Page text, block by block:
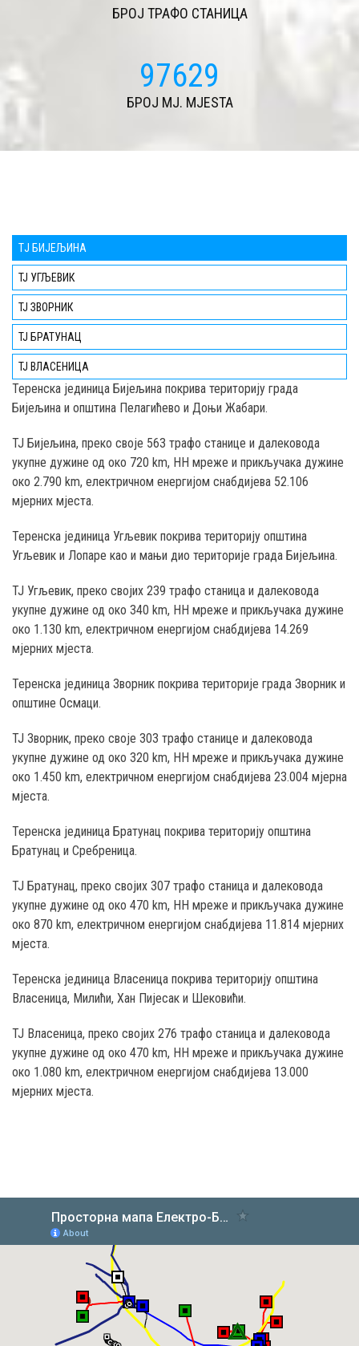
БРОЈ ТРАФО СТАНИЦА
107324
БРОЈ MJ. MJESTA
TЈ БИЈЕЉИНА
ТЈ УГЉЕВИК
ТЈ ЗВОРНИК
ТЈ БРАТУНАЦ
ТЈ ВЛАСЕНИЦА
Teренска јединица Бијељина покрива територију града
Бијељина и општина Пелагићево и Доњи Жабари.
ТЈ Бијељина, преко својe 563 трафо станице и далековода
укупне дужине од око 720 km, НН мреже и прикључака дужине
око 2.790 km, електричном енергијом снабдијева 52.106
мјерних мјеста.
Теренска јединица Угљевик покрива територију општина
Угљевик и Лопаре као и мањи дио територије градa Бијељина.
ТЈ Угљевик, преко својих 239 трафо станица и далековода
укупне дужине од око 340 km, НН мреже и прикључака дужине
око 1.130 km, електричном енергијом снабдијева 14.269
мјерних мјеста.
Теренска јединица Зворник покрива територије града Зворник и
општине Осмаци.
ТЈ Зворник, преко своје 303 трафо станице и далековода
укупне дужине од око 320 km, НН мреже и прикључака дужине
око 1.450 km, електричном енергијом снабдијева 23.004 мјерна
мјеста.
Теренска јединица Братунац покрива територију општина
Братунац и Сребреница.
ТЈ Братунац, преко својих 307 трафо станица и далековода
укупне дужине од око 470 km, НН мреже и прикључака дужине
око 870 km, електричном енергијом снабдијева 11.814 мјерних
мјеста.
Теренска јединица Власеница покрива територију општина
Власеница, Милићи, Хан Пијесак и Шековићи.
ТЈ Власеница, преко својих 276 трафо станица и далековода
укупне дужине од око 470 km, НН мреже и прикључака дужине
око 1.080 km, електричном енергијом снабдијева 13.000
мјерних мјеста.